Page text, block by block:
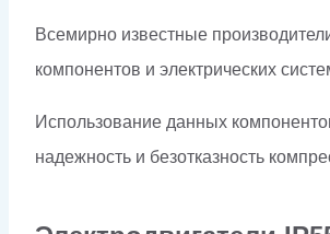
Всемирно известные
компонентов и электрических
Использование данных
надежность и безотказность